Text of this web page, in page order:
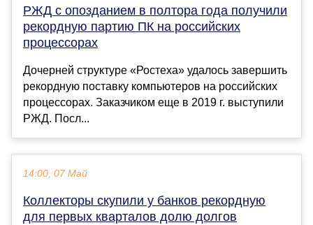
РЖД с опозданием в полтора года получили
рекордную партию ПК на российских
процессорах
Дочерней структуре «Ростеха» удалось завершить
рекордную поставку компьютеров на российских
процессорах. Заказчиком еще в 2019 г. выступили
РЖД. Посл...
14:00, 07 Май
Коллекторы скупили у банков рекордную
для первых кварталов долю долгов